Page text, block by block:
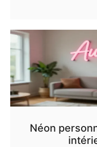
Néon